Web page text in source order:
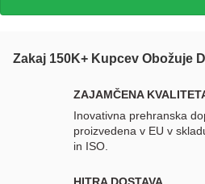
Zakaj 150K+ Kupcev Obožuje
ZAJAMČENA
Inovativna prehranska
proizvedena v EU v
in ISO.